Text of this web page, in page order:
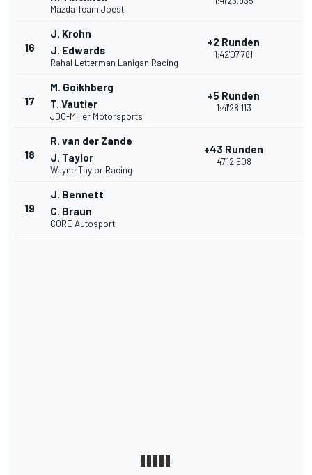
Mazda Team Joest
16
J. Krohn
J. Edwards
Rahal Letterman Lanigan Racing
+2 Runden
1:42'07.781
17
M. Goikhberg
T. Vautier
JDC-Miller Motorsports
+5 Runden
1:41'28.113
18
R. van der Zande
J. Taylor
Wayne Taylor Racing
+43 Runden
47'12.508
19
J. Bennett
C. Braun
CORE Autosport